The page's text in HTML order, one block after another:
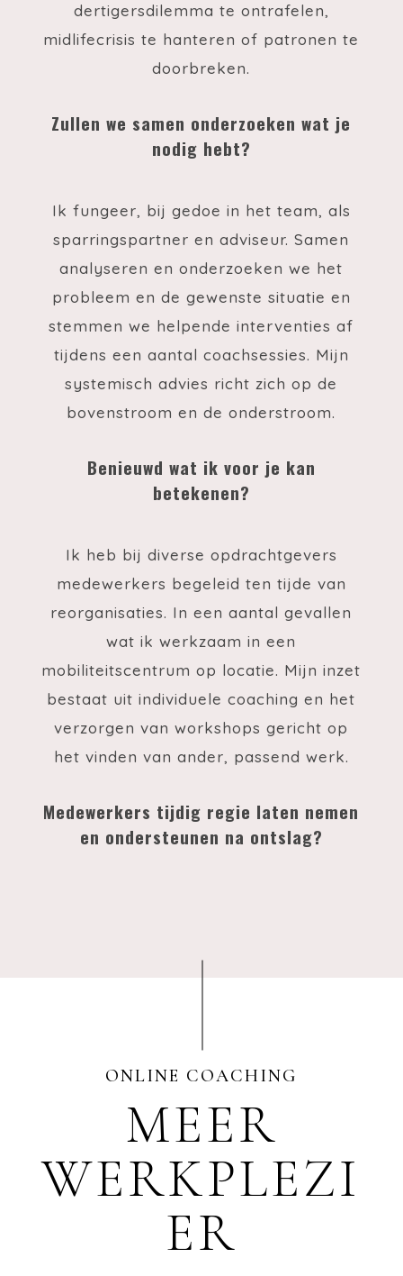
dertigersdilemma te ontrafelen,
midlifecrisis te hanteren of patronen te
doorbreken.
Zullen we samen onderzoeken wat je
nodig hebt?
Ik fungeer, bij gedoe in het team, als
sparringspartner en adviseur. Samen
analyseren en onderzoeken we het
probleem en de gewenste situatie en
stemmen we helpende interventies af
tijdens een aantal coachsessies. Mijn
systemisch advies richt zich op de
bovenstroom en de onderstroom.
Benieuwd wat ik voor je kan
betekenen?
Ik heb bij diverse opdrachtgevers
medewerkers begeleid ten tijde van
reorganisaties. In een aantal gevallen
wat ik werkzaam in een
mobiliteitscentrum op locatie. Mijn inzet
bestaat uit individuele coaching en het
verzorgen van workshops gericht op
het vinden van ander, passend werk.
Medewerkers tijdig regie laten nemen
en ondersteunen na ontslag?
ONLINE COACHING
MEER
WERKPLEZI
ER